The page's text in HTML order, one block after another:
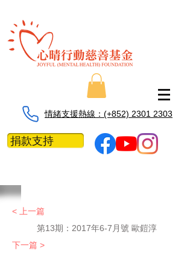
情緒支援熱線：​​(+852) 2301 2303
捐款支持
< 上一篇
第13期：2017年6-7月號 歐鎧淳
下一篇 >